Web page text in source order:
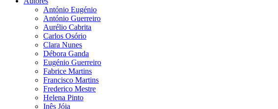
António Eugénio
António Guerreiro
Aurélio Cabrita
Carlos Osório
Clara Nunes
Débora Ganda
Eugénio Guerreiro
Fabrice Martins
Francisco Martins
Frederico Mestre
Helena Pinto
Inês Jóia